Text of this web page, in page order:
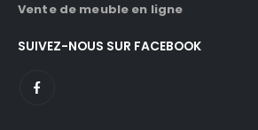
Vente de meuble en ligne
SUIVEZ-NOUS SUR FACEBOOK